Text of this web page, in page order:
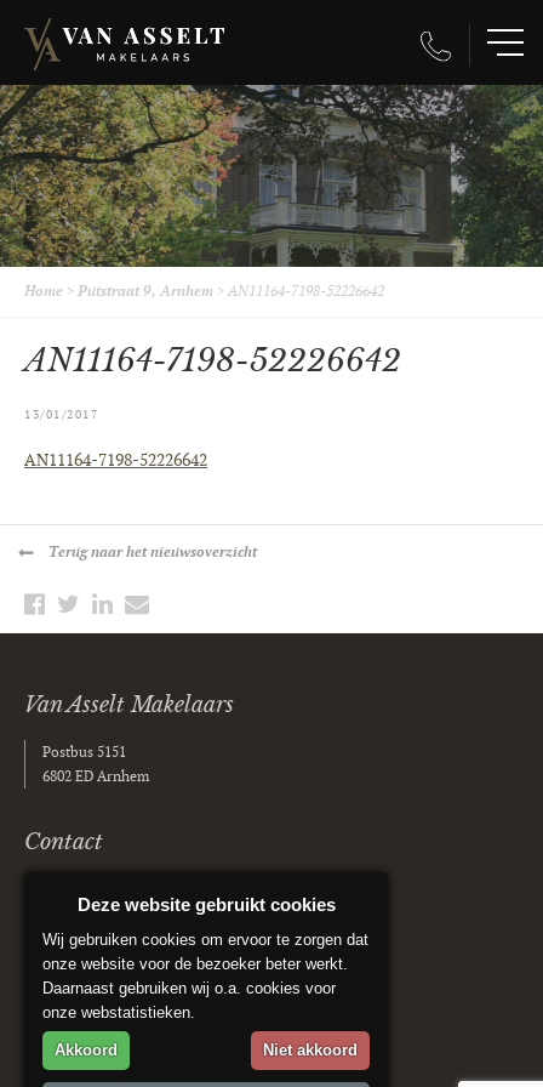
Home > Putstraat 9, Arnhem >AN11164-7198-52226642
AN11164-7198-52226642
13/01/2017
AN11164-7198-52226642
Terugnaar het nieuwsoverzicht
Van Asselt Makelaars
Postbus 5151
6802 ED Arnhem
Contact
info@vanasseltmakelaars.nl
Social media
Deze website gebruikt cookies
Wij gebruiken cookies om ervoor te zorgen dat
onze website voor de bezoeker beter werkt.
Daarnaast gebruiken wij o.a. cookies voor
onze webstatistieken.
Akkoord Niet akkoord